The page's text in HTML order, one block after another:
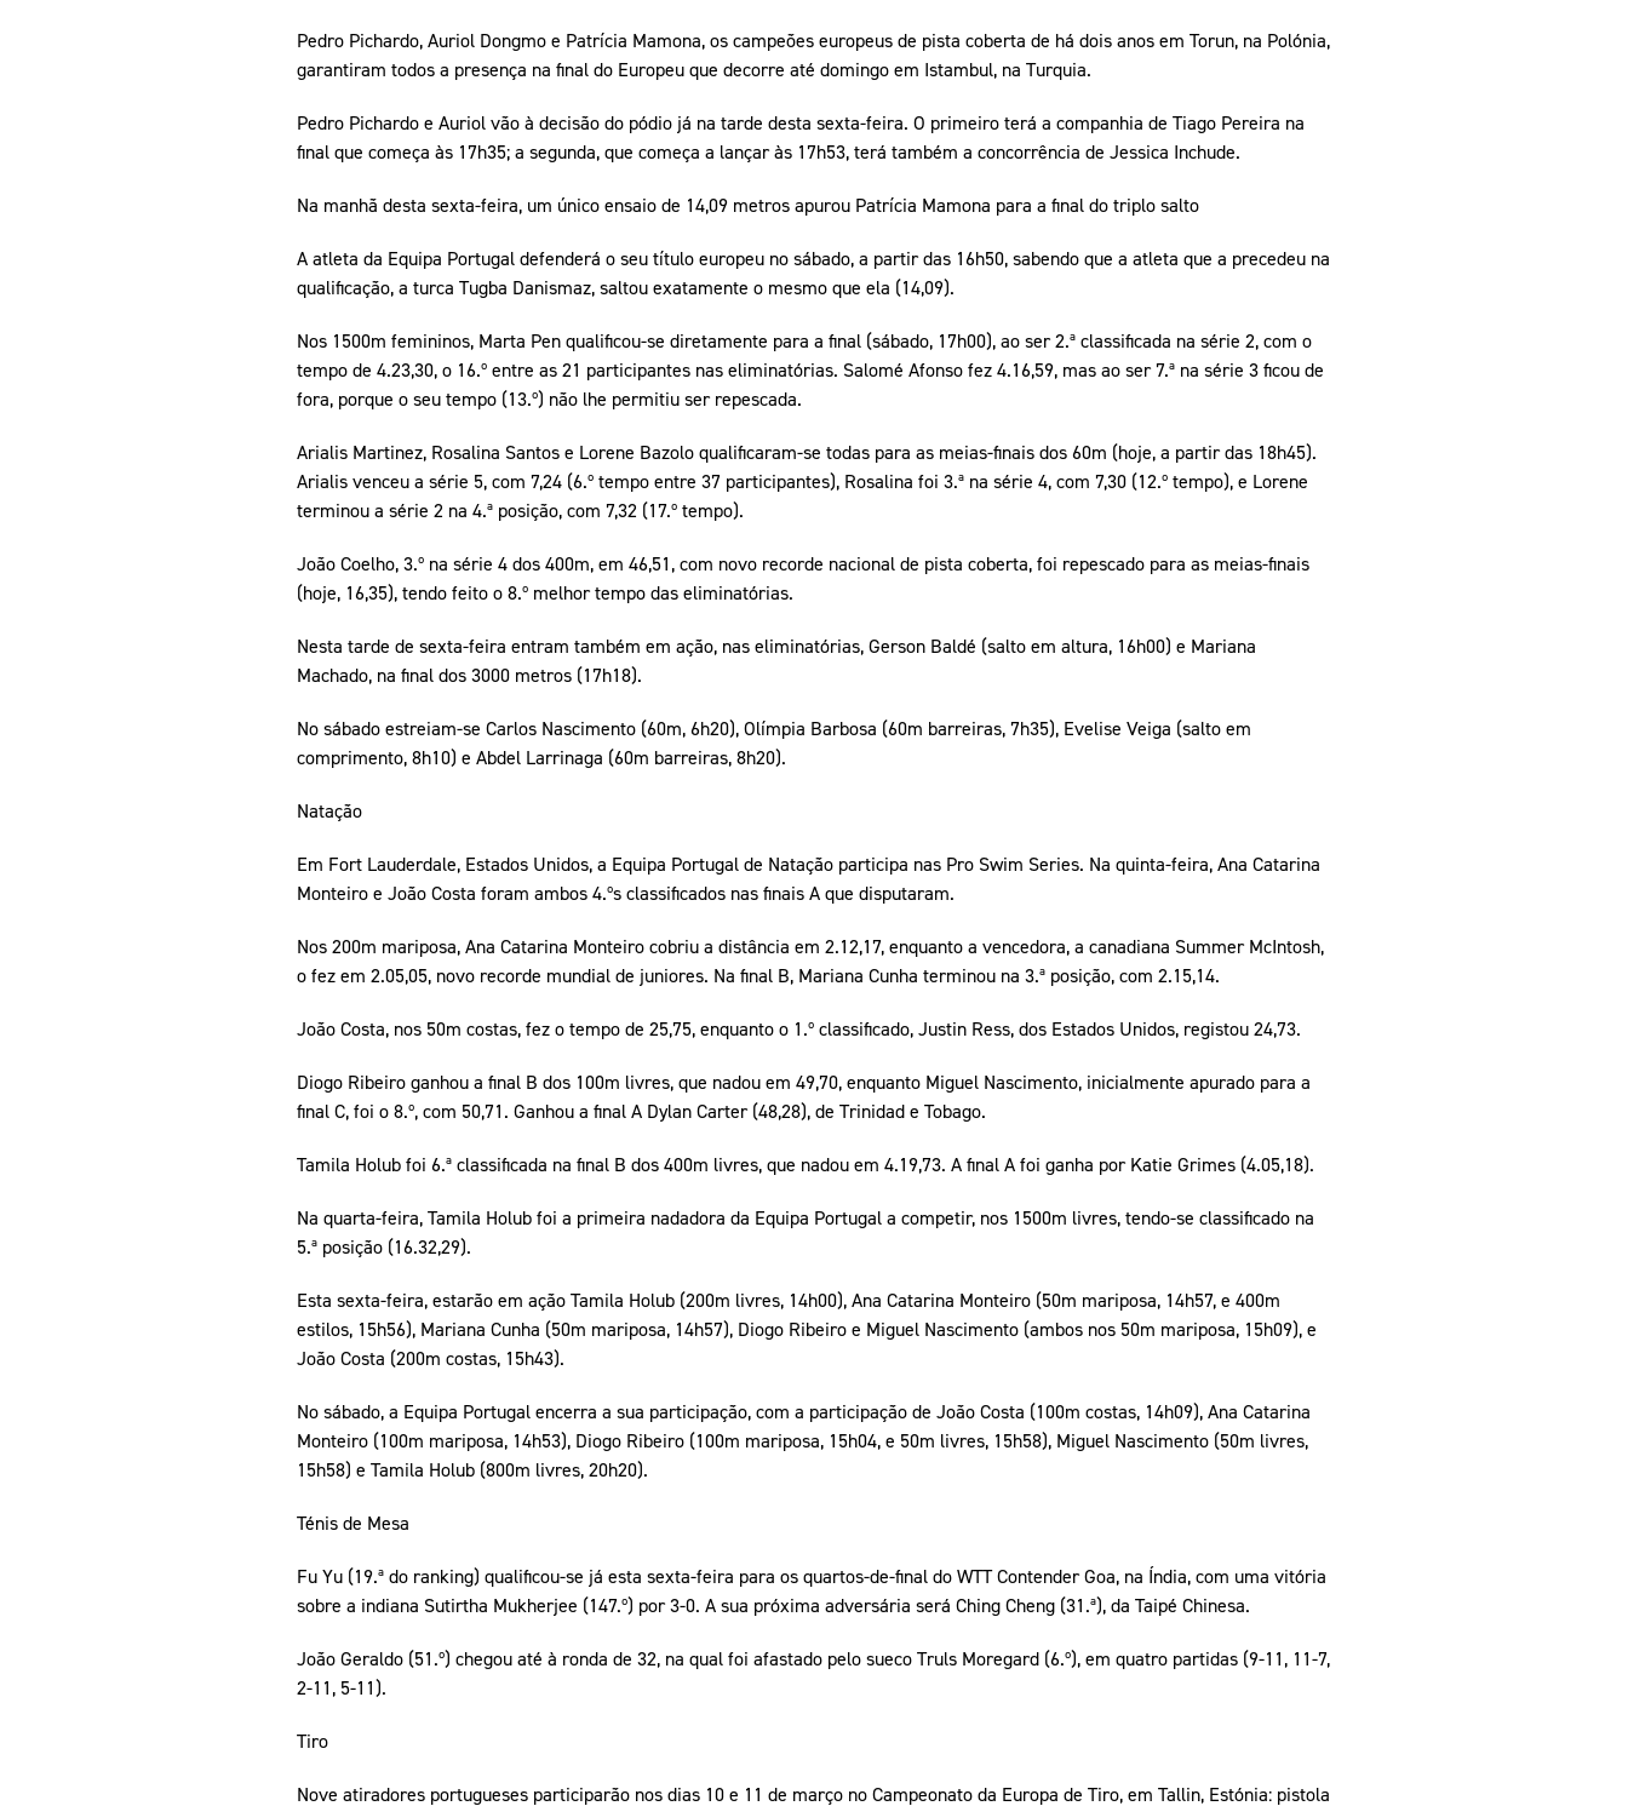
Pedro Pichardo, Auriol Dongmo e Patrícia Mamona, os campeões europeus de pista coberta de há dois anos em Torun, na Polónia,
garantiram todos a presença na final do Europeu que decorre até domingo em Istambul, na Turquia.
Pedro Pichardo e Auriol vão à decisão do pódio já na tarde desta sexta-feira. O primeiro terá a companhia de Tiago Pereira na
final que começa às 17h35; a segunda, que começa a lançar às 17h53, terá também a concorrência de Jessica Inchude.
Na manhã desta sexta-feira, um único ensaio de 14,09 metros apurou Patrícia Mamona para a final do triplo salto
A atleta da Equipa Portugal defenderá o seu título europeu no sábado, a partir das 16h50, sabendo que a atleta que a precedeu na
qualificação, a turca Tugba Danismaz, saltou exatamente o mesmo que ela (14,09).
Nos 1500m femininos, Marta Pen qualificou-se diretamente para a final (sábado, 17h00), ao ser 2.ª classificada na série 2, com o
tempo de 4.23,30, o 16.º entre as 21 participantes nas eliminatórias. Salomé Afonso fez 4.16,59, mas ao ser 7.ª na série 3 ficou de
fora, porque o seu tempo (13.º) não lhe permitiu ser repescada.
Arialis Martinez, Rosalina Santos e Lorene Bazolo qualificaram-se todas para as meias-finais dos 60m (hoje, a partir das 18h45).
Arialis venceu a série 5, com 7,24 (6.º tempo entre 37 participantes), Rosalina foi 3.ª na série 4, com 7,30 (12.º tempo), e Lorene
terminou a série 2 na 4.ª posição, com 7,32 (17.º tempo).
João Coelho, 3.º na série 4 dos 400m, em 46,51, com novo recorde nacional de pista coberta, foi repescado para as meias-finais
(hoje, 16,35), tendo feito o 8.º melhor tempo das eliminatórias.
Nesta tarde de sexta-feira entram também em ação, nas eliminatórias, Gerson Baldé (salto em altura, 16h00) e Mariana
Machado, na final dos 3000 metros (17h18).
No sábado estreiam-se Carlos Nascimento (60m, 6h20), Olímpia Barbosa (60m barreiras, 7h35), Evelise Veiga (salto em
comprimento, 8h10) e Abdel Larrinaga (60m barreiras, 8h20).
Natação
Em Fort Lauderdale, Estados Unidos, a Equipa Portugal de Natação participa nas Pro Swim Series. Na quinta-feira, Ana Catarina
Monteiro e João Costa foram ambos 4.ºs classificados nas finais A que disputaram.
Nos 200m mariposa, Ana Catarina Monteiro cobriu a distância em 2.12,17, enquanto a vencedora, a canadiana Summer McIntosh,
o fez em 2.05,05, novo recorde mundial de juniores. Na final B, Mariana Cunha terminou na 3.ª posição, com 2.15,14.
João Costa, nos 50m costas, fez o tempo de 25,75, enquanto o 1.º classificado, Justin Ress, dos Estados Unidos, registou 24,73.
Diogo Ribeiro ganhou a final B dos 100m livres, que nadou em 49,70, enquanto Miguel Nascimento, inicialmente apurado para a
final C, foi o 8.º, com 50,71. Ganhou a final A Dylan Carter (48,28), de Trinidad e Tobago.
Tamila Holub foi 6.ª classificada na final B dos 400m livres, que nadou em 4.19,73. A final A foi ganha por Katie Grimes (4.05,18).
Na quarta-feira, Tamila Holub foi a primeira nadadora da Equipa Portugal a competir, nos 1500m livres, tendo-se classificado na
5.ª posição (16.32,29).
Esta sexta-feira, estarão em ação Tamila Holub (200m livres, 14h00), Ana Catarina Monteiro (50m mariposa, 14h57, e 400m
estilos, 15h56), Mariana Cunha (50m mariposa, 14h57), Diogo Ribeiro e Miguel Nascimento (ambos nos 50m mariposa, 15h09), e
João Costa (200m costas, 15h43).
No sábado, a Equipa Portugal encerra a sua participação, com a participação de João Costa (100m costas, 14h09), Ana Catarina
Monteiro (100m mariposa, 14h53), Diogo Ribeiro (100m mariposa, 15h04, e 50m livres, 15h58), Miguel Nascimento (50m livres,
15h58) e Tamila Holub (800m livres, 20h20).
Ténis de Mesa
Fu Yu (19.ª do ranking) qualificou-se já esta sexta-feira para os quartos-de-final do WTT Contender Goa, na Índia, com uma vitória
sobre a indiana Sutirtha Mukherjee (147.º) por 3-0. A sua próxima adversária será Ching Cheng (31.ª), da Taipé Chinesa.
João Geraldo (51.º) chegou até à ronda de 32, na qual foi afastado pelo sueco Truls Moregard (6.º), em quatro partidas (9-11, 11-7,
2-11, 5-11).
Tiro
Nove atiradores portugueses participarão nos dias 10 e 11 de março no Campeonato da Europa de Tiro, em Tallin, Estónia: pistola